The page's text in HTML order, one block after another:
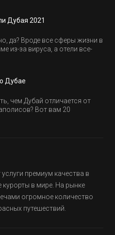
Дубая 2021
да? Вроде все сферы жизни в
из-за вируса, а отели все-
заезды дают промо-
Дубае
чем Дубай отличается от
Вот вам 20
премиум качества в
в мире. На рынке
огромное количество
путешествий.